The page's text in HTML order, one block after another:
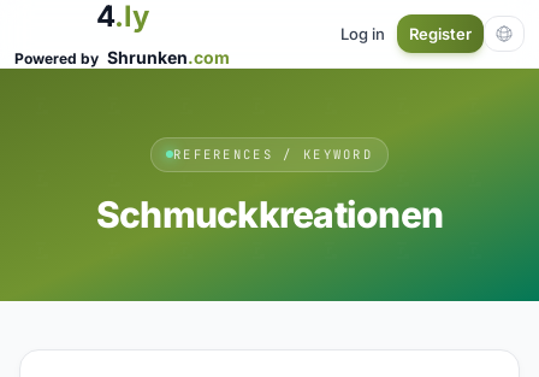
4.ly
Powered by Shrunken.com
Log in Register
REFERENCES / KEYWORD
Schmuckkreationen